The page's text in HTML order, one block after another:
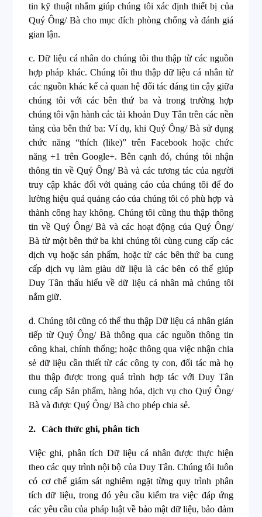
tin kỹ thuật nhằm giúp chúng tôi xác định thiết bị của
Quý Ông/ Bà cho mục đích phòng chống và đánh giá
gian lận.
c.Dữ liệu cá nhân do chúng tôi thu thập từ các nguồn
hợp pháp khác. Chúng tôi thu thập dữ liệu cá nhân từ
các nguồn khác kể cả quan hệ đối tác đáng tin cậy giữa
chúng tôi với các bên thứ ba và trong trường hợp
chúng tôi vận hành các tài khoản Duy Tân trên các nền
tảng của bên thứ ba: Ví dụ, khi Quý Ông/ Bà sử dụng
chức năng “thích (like)” trên Facebook hoặc chức
năng +1 trên Google+. Bên cạnh đó, chúng tôi nhận
thông tin về Quý Ông/ Bà và các tương tác của người
truy cập khác đối với quảng cáo của chúng tôi để đo
lường hiệu quả quảng cáo của chúng tôi có phù hợp và
thành công hay không. Chúng tôi cũng thu thập thông
tin về Quý Ông/ Bà và các hoạt động của Quý Ông/
Bà từ một bên thứ ba khi chúng tôi cùng cung cấp các
dịch vụ hoặc sản phẩm, hoặc từ các bên thứ ba cung
cấp dịch vụ làm giàu dữ liệu là các bên có thể giúp
Duy Tân thấu hiểu về dữ liệu cá nhân mà chúng tôi
nắm giữ.
d.Chúng tôi cũng có thể thu thập Dữ liệu cá nhân gián
tiếp từ Quý Ông/ Bà thông qua các nguồn thông tin
công khai, chính thống; hoặc thông qua việc nhận chia
sẻ dữ liệu cần thiết từ các công ty con, đối tác mà họ
thu thập được trong quá trình hợp tác với Duy Tân
cung cấp Sản phẩm, hàng hóa, dịch vụ cho Quý Ông/
Bà và được Quý Ông/ Bà cho phép chia sẻ.
2. Cách thứcghi,phân tích
Việc ghi, phân tích Dữ liệu cá nhân được thực hiện
theo các quy trình nội bộ của Duy Tân. Chúng tôi luôn
có cơ chế giám sát nghiêm ngặt từng quy trình phân
tích dữ liệu, trong đó yêu cầu kiểm tra việc đáp ứng
các yêu cầu của pháp luật về bảo mật dữ liệu, bảo đảm